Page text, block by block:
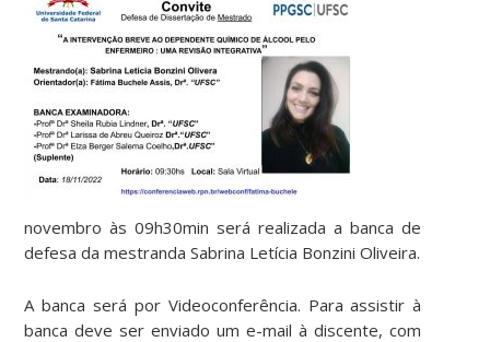
novembro às 09h30min será realizada a banca de
defesa da mestranda Sabrina Letícia Bonzini Oliveira.
A banca será por Videoconferência. Para assistir à
banca deve ser enviado um e-mail à discente, com